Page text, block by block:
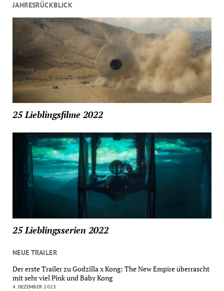
JAHRESRÜCKBLICK
25 Lieblingsfilme 2022
25 Lieblingsserien 2022
NEUE TRAILER
Der erste Trailer zu Godzilla x Kong: The New Empire überrascht
mit sehr viel Pink und Baby Kong
4. DEZEMBER 2023